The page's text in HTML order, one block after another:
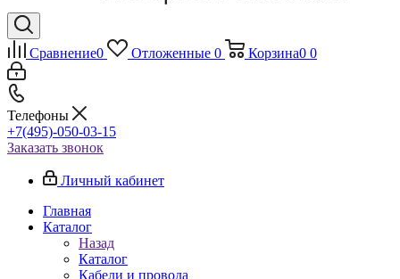
Сравнение0 Отложенные 0 Корзина0 0
Телефоны
+7(495)-050-03-15
Заказать звонок
Личный кабинет
Главная
Каталог
Назад
Каталог
Кабели и провода